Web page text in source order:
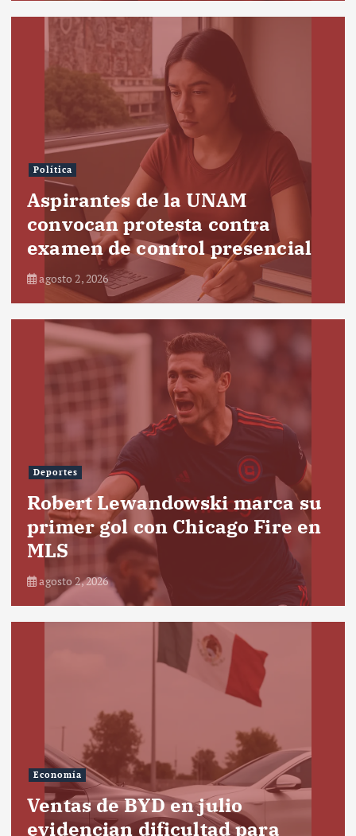
Política
Aspirantes de la UNAM
convocan protesta contra
examen de control presencial
agosto 2, 2026
Deportes
Robert Lewandowski marca su
primer gol con Chicago Fire en
MLS
agosto 2, 2026
Economía
Ventas de BYD en julio
evidencian dificultad para